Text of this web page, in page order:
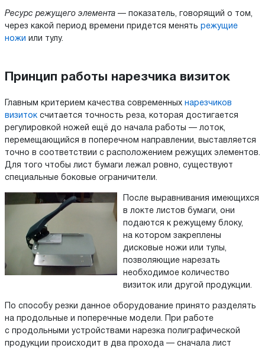
Ресурс режущего элемента — показатель, говорящий о том,
через какой период времени придется менять режущие
ножи или тулу.
Принцип работы нарезчика визиток
Главным критерием качества современных нарезчиков
визиток считается точность реза, которая достигается
регулировкой ножей ещё до начала работы — лоток,
перемещающийся в поперечном направлении, выставляется
точно в соответствии с расположением режущих элементов.
Для того чтобы лист бумаги лежал ровно, существуют
специальные боковые ограничители.
После выравнивания имеющихся
в локте листов бумаги, они
подаются к режущему блоку,
на котором закреплены
дисковые ножи или тулы,
позволяющие нарезать
необходимое количество
визиток или другой продукции.
По способу резки данное оборудование принято разделять
на продольные и поперечные модели. При работе
с продольными устройствами нарезка полиграфической
продукции происходит в два прохода — сначала лист